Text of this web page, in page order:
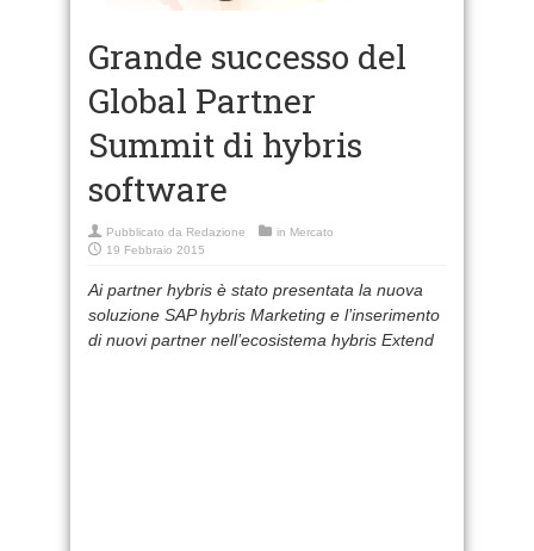
Grande successo del
Global Partner
Summit di hybris
software
Pubblicato da Redazione in Mercato
19 Febbraio 2015
Ai partner hybris è stato presentata la nuova
soluzione SAP hybris Marketing e l’inserimento
di nuovi partner nell’ecosistema hybris Extend